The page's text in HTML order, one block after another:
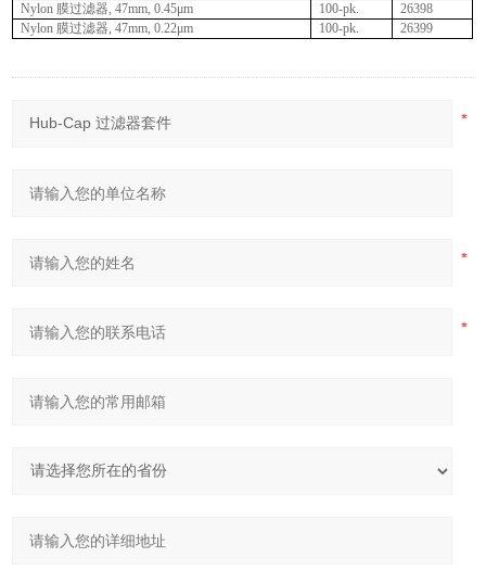
Nylon 膜过滤器, 47mm, 0.45μm 100-pk.
26398
Nylon 膜过滤器, 47mm, 0.22μm 100-pk. 26399